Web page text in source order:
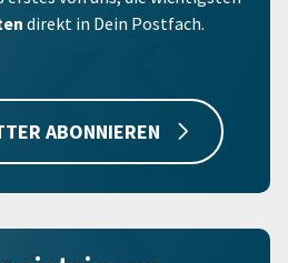
direkt in Dein Postfach.
ABONNIEREN